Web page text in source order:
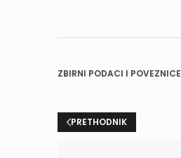
ZBIRNI PODACI I POVEZNICE
PRETHODNIK